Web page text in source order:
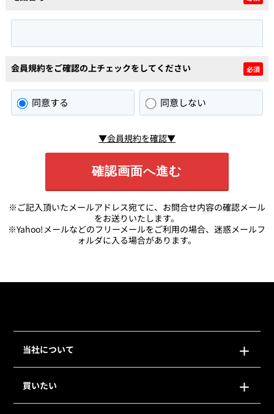
会員規約をご確認の上チェックをしてください 必須
同意する 同意しない
▼会員規約を確認▼
※ご記入頂いたメールアドレス宛てに、お問合せ内容の確認メール
をお送りいたします。
※Yahoo!メールなどのフリーメールをご利用の場合、迷惑メールフ
ォルダに入る場合があります。
当社について
買いたい